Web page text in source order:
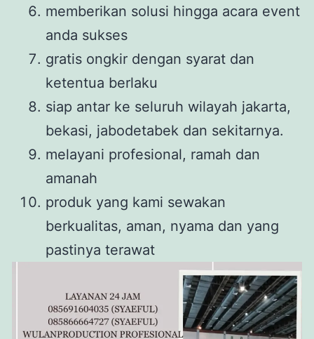
memberikan solusi hingga acara event
anda sukses
gratis ongkir dengan syarat dan
ketentua berlaku
siap antar ke seluruh wilayah jakarta,
bekasi, jabodetabek dan sekitarnya.
melayani profesional, ramah dan
amanah
produk yang kami sewakan
berkualitas, aman, nyama dan yang
pastinya terawat